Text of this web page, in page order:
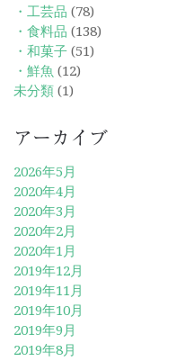
・工芸品 (78)
・食料品 (138)
・和菓子 (51)
・鮮魚 (12)
未分類 (1)
アーカイブ
2026年5月
2020年4月
2020年3月
2020年2月
2020年1月
2019年12月
2019年11月
2019年10月
2019年9月
2019年8月